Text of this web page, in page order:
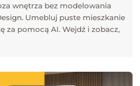
wnętrza bez modelowania
Umebluj puste mieszkanie
za pomocą AI. Wejdź i zobacz,